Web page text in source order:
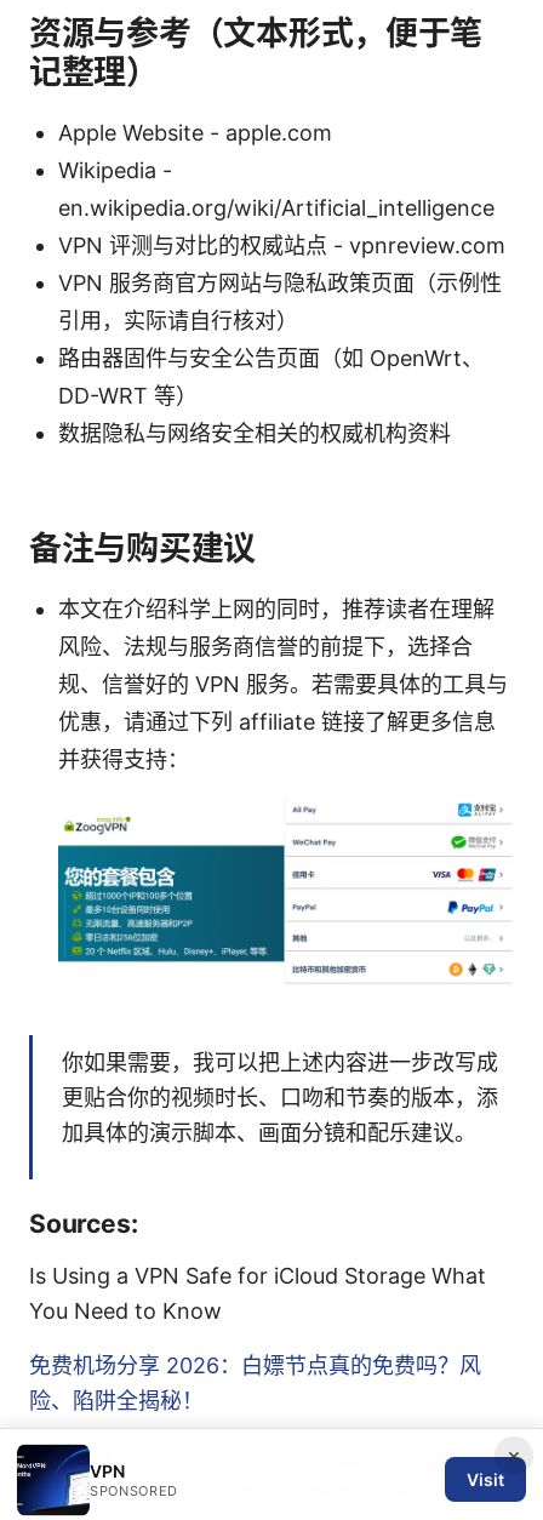
资源与参考（文本形式，便于笔
记整理）
Apple Website - apple.com
Wikipedia -
en.wikipedia.org/wiki/Artificial_intelligence
VPN 评测与对比的权威站点 - vpnreview.com
VPN 服务商官方网站与隐私政策页面（示例性
引用，实际请自行核对）
路由器固件与安全公告页面（如 OpenWrt、
DD-WRT 等）
数据隐私与网络安全相关的权威机构资料
备注与购买建议
本文在介绍科学上网的同时，推荐读者在理解
风险、法规与服务商信誉的前提下，选择合
规、信誉好的 VPN 服务。若需要具体的工具与
优惠，请通过下列 affiliate 链接了解更多信息
并获得支持：
你如果需要，我可以把上述内容进一步改写成
更贴合你的视频时长、口吻和节奏的版本，添
加具体的演示脚本、画面分镜和配乐建议。
Sources:
Is Using a VPN Safe for iCloud Storage What
You Need to Know
免费机场分享 2026：白嫖节点真的免费吗？风
险、陷阱全揭秘！
Nordvpn vs surfshark 2026: Rapid Comparison
of Speed, Security, and Value for VPN
×
VPN
SPONSORED
Visit